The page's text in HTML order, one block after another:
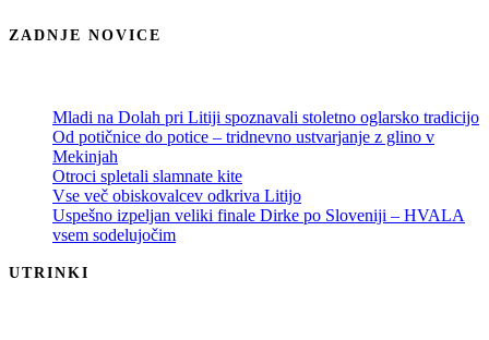
ZADNJE NOVICE
Mladi na Dolah pri Litiji spoznavali stoletno oglarsko tradicijo
Od potičnice do potice – tridnevno ustvarjanje z glino v
Mekinjah
Otroci spletali slamnate kite
Vse več obiskovalcev odkriva Litijo
Uspešno izpeljan veliki finale Dirke po Sloveniji – HVALA
vsem sodelujočim
UTRINKI